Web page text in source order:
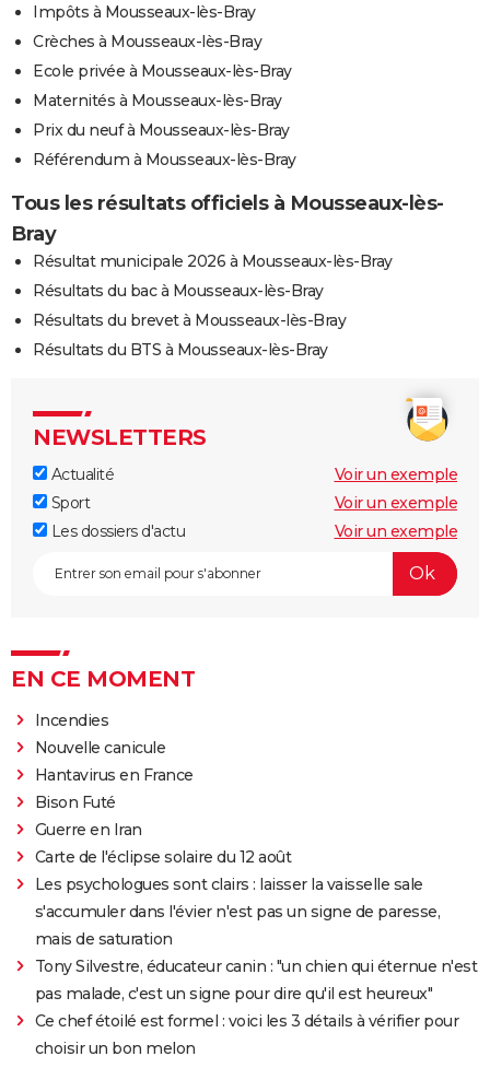
Impôts à Mousseaux-lès-Bray
Crèches à Mousseaux-lès-Bray
Ecole privée à Mousseaux-lès-Bray
Maternités à Mousseaux-lès-Bray
Prix du neuf à Mousseaux-lès-Bray
Référendum à Mousseaux-lès-Bray
Tous les résultats officiels à Mousseaux-lès-
Bray
Résultat municipale 2026 à Mousseaux-lès-Bray
Résultats du bac à Mousseaux-lès-Bray
Résultats du brevet à Mousseaux-lès-Bray
Résultats du BTS à Mousseaux-lès-Bray
NEWSLETTERS
Actualité
Voir un exemple
Sport
Voir un exemple
Les dossiers d'actu
Voir un exemple
EN CE MOMENT
Incendies
Nouvelle canicule
Hantavirus en France
Bison Futé
Guerre en Iran
Carte de l'éclipse solaire du 12 août
Les psychologues sont clairs : laisser la vaisselle sale
s'accumuler dans l'évier n'est pas un signe de paresse,
mais de saturation
Tony Silvestre, éducateur canin : "un chien qui éternue n'est
pas malade, c'est un signe pour dire qu'il est heureux"
Ce chef étoilé est formel : voici les 3 détails à vérifier pour
choisir un bon melon